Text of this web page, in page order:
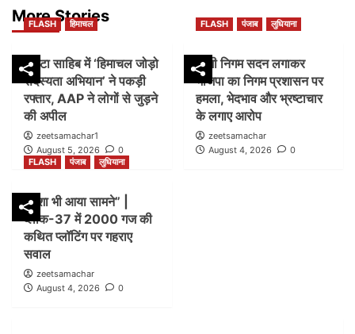
More Stories
FLASH हिमाचल
पांवटा साहिब में ‘हिमाचल जोड़ो
सदस्यता अभियान’ ने पकड़ी
रफ्तार, AAP ने लोगों से जुड़ने
की अपील
zeetsamachar1
August 5, 2026
0
FLASH पंजाब लुधियाना
डम्मी निगम सदन लगाकर
भाजपा का निगम प्रशासन पर
हमला, भेदभाव और भ्रष्टाचार
के लगाए आरोप
zeetsamachar
August 4, 2026
0
FLASH
पंजाब लुधियाना
नक्शा भी आया सामने” |
ब्लॉक-37 में 2000 गज की
कथित प्लॉटिंग पर गहराए
सवाल
zeetsamachar
August 4, 2026
0